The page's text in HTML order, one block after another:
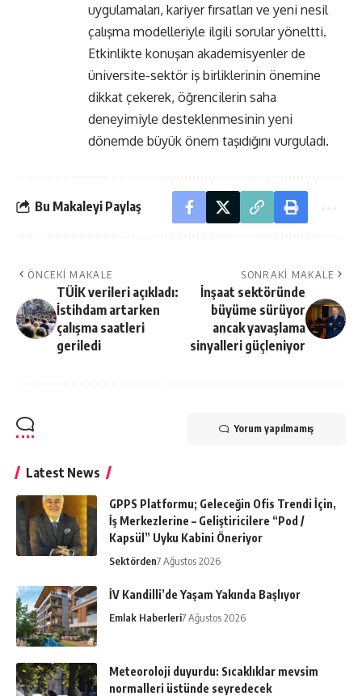
uygulamaları, kariyer fırsatları ve yeni nesil
çalışma modelleriyle ilgili sorular yöneltti.
Etkinlikte konuşan akademisyenler de
üniversite-sektör iş birliklerinin önemine
dikkat çekerek, öğrencilerin saha
deneyimiyle desteklenmesinin yeni
dönemde büyük önem taşıdığını vurguladı.
Bu Makaleyi Paylaş
ÖNCEKI MAKALE
TÜİK verileri açıkladı:
İstihdam artarken
çalışma saatleri
geriledi
SONRAKI MAKALE
İnşaat sektöründe
büyüme sürüyor
ancak yavaşlama
sinyalleri güçleniyor
Yorum yapılmamış
Latest News
GPPS Platformu; Geleceğin Ofis Trendi İçin,
İş Merkezlerine – Geliştiricilere “Pod /
Kapsül” Uyku Kabini Öneriyor
Sektörden7 Ağustos 2026
İV Kandilli’de Yaşam Yakında Başlıyor
Emlak Haberleri7 Ağustos 2026
Meteoroloji duyurdu: Sıcaklıklar mevsim
normalleri üstünde seyredecek